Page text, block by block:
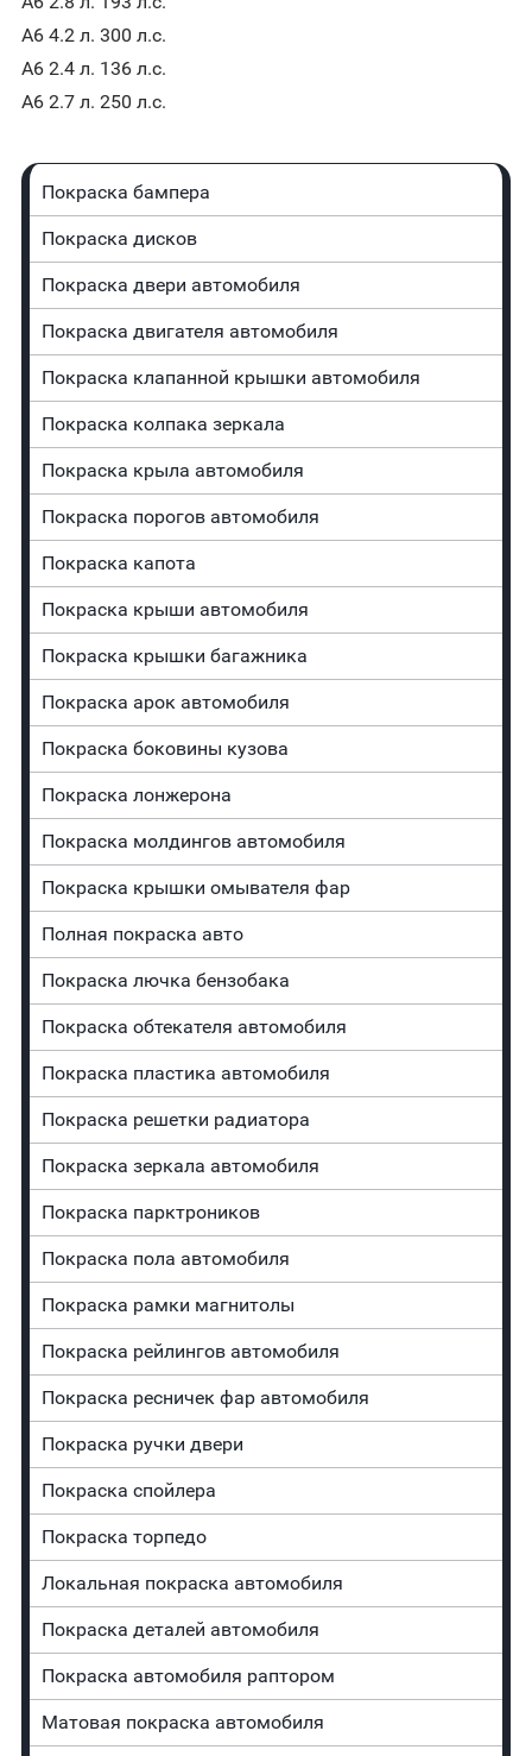
A6 4.2 л. 300 л.с.
A6 2.4 л. 136 л.с.
A6 2.7 л. 250 л.с.
Покраска бампера
Покраска дисков
Покраска двери автомобиля
Покраска двигателя автомобиля
Покраска клапанной крышки автомобиля
Покраска колпака зеркала
Покраска крыла автомобиля
Покраска порогов автомобиля
Покраска капота
Покраска крыши автомобиля
Покраска крышки багажника
Покраска арок автомобиля
Покраска боковины кузова
Покраска лонжерона
Покраска молдингов автомобиля
Покраска крышки омывателя фар
Полная покраска авто
Покраска лючка бензобака
Покраска обтекателя автомобиля
Покраска пластика автомобиля
Покраска решетки радиатора
Покраска зеркала автомобиля
Покраска парктроников
Покраска пола автомобиля
Покраска рамки магнитолы
Покраска рейлингов автомобиля
Покраска ресничек фар автомобиля
Покраска ручки двери
Покраска спойлера
Покраска торпедо
Локальная покраска автомобиля
Покраска деталей автомобиля
Покраска автомобиля раптором
Матовая покраска автомобиля